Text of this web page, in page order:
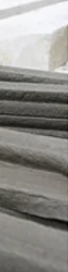
solar
mobilidade
palestra
cinema
salvador
tedtexttorre